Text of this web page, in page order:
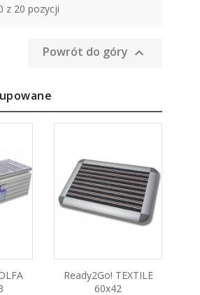
z 20 pozycji
Powrót do góry 
Ready2Go! TEXTILE
60x42